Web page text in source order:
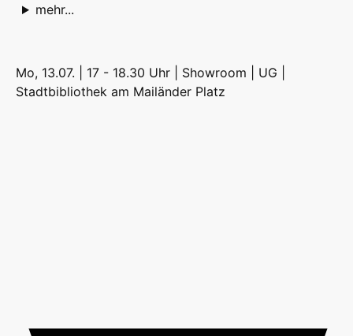
mehr...
Mo, 13.07. | 17 - 18.30 Uhr | Showroom | UG |
Stadtbibliothek am Mailänder Platz